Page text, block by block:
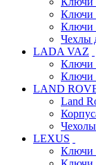
Ключи
Ключи
Чехлы
LADA VAZ
Ключи
Ключи
LAND
Land
LEXUS
Ключи